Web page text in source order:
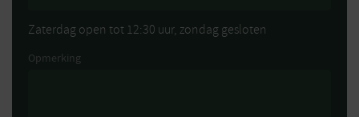
Zaterdag open tot 12:30 uur, zondag gesloten
Opmerking